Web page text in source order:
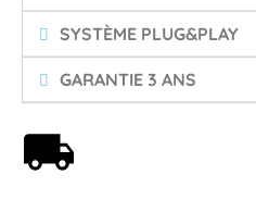
SYSTÈME PLUG&PLAY
GARANTIE 3 ANS